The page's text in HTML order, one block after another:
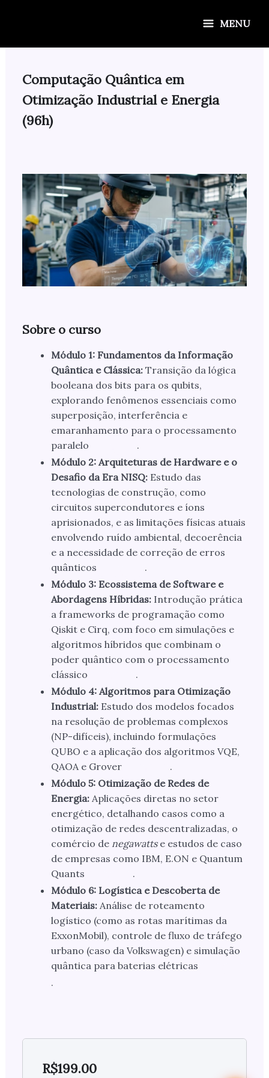
MENU
Computação Quântica em
Otimização Industrial e Energia
(96h)
Sobre o curso
Módulo 1: Fundamentos da Informação
Quântica e Clássica:Transição da lógica
booleana dos bits para os qubits,
explorando fenômenos essenciais como
superposição, interferência e
emaranhamento para o processamento
paralelo
.
Módulo 2: Arquiteturas de Hardware e o
Desafio da Era NISQ:Estudo das
tecnologias de construção, como
circuitos supercondutores e íons
aprisionados, e as limitações físicas atuais
envolvendo ruído ambiental, decoerência
e a necessidade de correção de erros
quânticos
.
Módulo 3: Ecossistema de Software e
Abordagens Híbridas:Introdução prática
a frameworks de programação como
Qiskit e Cirq, com foco em simulações e
algoritmos híbridos que combinam o
poder quântico com o processamento
clássico
.
Módulo 4: Algoritmos para Otimização
Industrial:Estudo dos modelos focados
na resolução de problemas complexos
(NP-difíceis), incluindo formulações
QUBO e a aplicação dos algoritmos VQE,
QAOA e Grover
.
Módulo 5: Otimização de Redes de
Energia:Aplicações diretas no setor
energético, detalhando casos como a
otimização de redes descentralizadas, o
comércio de negawattse estudos de caso
de empresas como IBM, E.ON e Quantum
Quants
.
Módulo 6: Logística e Descoberta de
Materiais:Análise de roteamento
logístico (como as rotas marítimas da
ExxonMobil), controle de fluxo de tráfego
urbano (caso da Volkswagen) e simulação
quântica para baterias elétricas
.
R$199.00